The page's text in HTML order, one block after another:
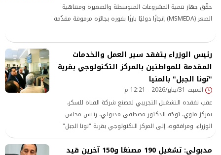
حقّق جهاز تنمية المشروعات المتوسطة والصغيرة ومتناهية
الصغر (MSMEDA) إنجازًا دوليًا بارزًا بفوزه بجائزة مرموقة مقدَّمة
رئيس الوزراء يتفقد سير العمل والخدمات
المقدمة للمواطنين بالمركز التكنولوجي بقرية
"تونا الجبل" بالمنيا
السبت 31/يناير/2026 - 12:21 م
عقب تفقده التشغيل التجريبي لمصنع شركة القناة للسكر،
بمركز ملوي، توجّه الدكتور مصطفى مدبولي، رئيس مجلس
الوزراء، ومرافقوه، إلى المركز التكنولوجي بقرية "تونا الجبل"
الواقع داخل مجمع الخدمات الحكومية بالقرية، والذي نفذّه
الجهاز المركزي للتعمير ضمن مشروعات المبادرة الرئاسية "حياة
مدبولي: تشغيل 190 مصنعًا و150 آخرين قيد